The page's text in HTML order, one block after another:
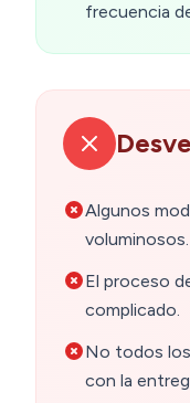
frecuencia
Algunos
voluminosos.
El proceso
complicado.
No todos
con la